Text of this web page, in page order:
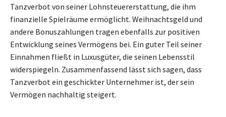
Tanzverbot von seiner Lohnsteuererstattung, die ihm
finanzielle Spielräume ermöglicht. Weihnachtsgeld und
andere Bonuszahlungen tragen ebenfalls zur positiven
Entwicklung seines Vermögens bei. Ein guter Teil seiner
Einnahmen fließt in Luxusgüter, die seinen Lebensstil
widerspiegeln. Zusammenfassend lässt sich sagen, dass
Tanzverbot ein geschickter Unternehmer ist, der sein
Vermögen nachhaltig steigert.